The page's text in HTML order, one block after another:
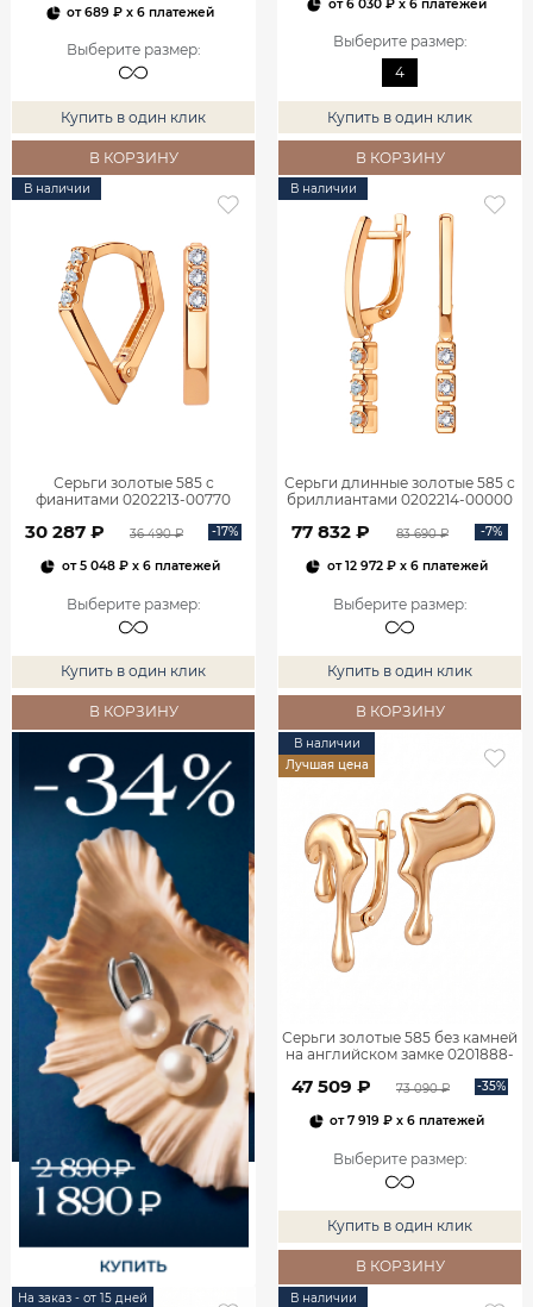
от689 ₽ x 6 платежей
Выберите размер:
Купить в один клик
В КОРЗИНУ
от6 030 ₽x 6 платежей
Выберите размер:
4
Купить в один клик
В КОРЗИНУ
В наличии
Серьги золотые 585 с
фианитами 0202213-00770
30 287 ₽ 36 490 ₽ -17%
от5 048 ₽x 6 платежей
Выберите размер:
Купить в один клик
В КОРЗИНУ
В наличии
Серьги длинные золотые 585 с
бриллиантами 0202214-00000
77 832 ₽ 83 690 ₽ -7%
от12 972 ₽x 6 платежей
Выберите размер:
Купить в один клик
В КОРЗИНУ
В наличии
Лучшая цена
Серьги золотые 585 без камней
на английском замке 0201888-
47 509 ₽ 73 090 ₽ -35%
от7 919 ₽ x 6 платежей
Выберите размер:
Купить в один клик
В КОРЗИНУ
На заказ - от 15 дней В наличии